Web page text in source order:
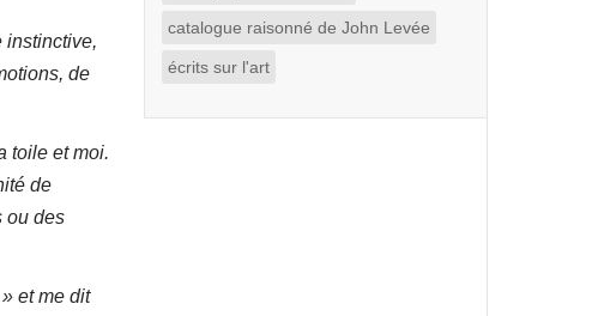
instinctive,
de
toile et moi.
de
ou des
et me dit
catalogue raisonné de John Levée
écrits sur l'art